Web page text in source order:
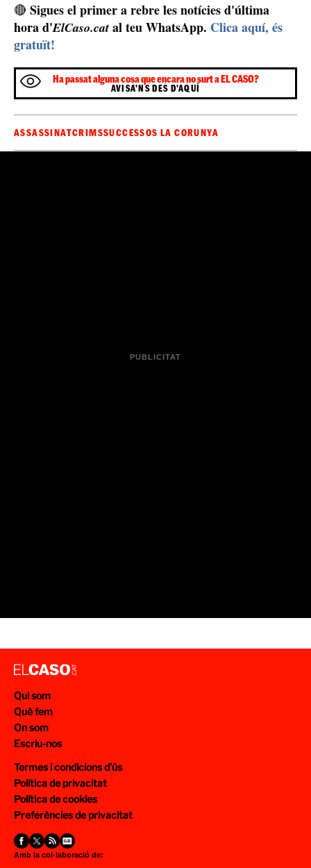
🔴 Sigues el primer a rebre les notícies d'última
hora d'ElCaso.cat al teu WhatsApp. Clica aquí, és
gratuït!
Ha passat alguna cosa que encara no surt a EL CASO?
AVISA'NS DES D'AQUÍ
ASSASSINATCRIMSSUCCESSOS LA CORUNYA
Qui som
Què fem
On som
Escriu-nos
Termes i condicions d’ús
Política de privacitat
Política de cookies
Preferències de privacitat
Amb la col·laboració de: